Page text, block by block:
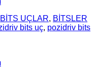
BİTS UÇLAR, BİTSLER
bits uç, pozidriv bits